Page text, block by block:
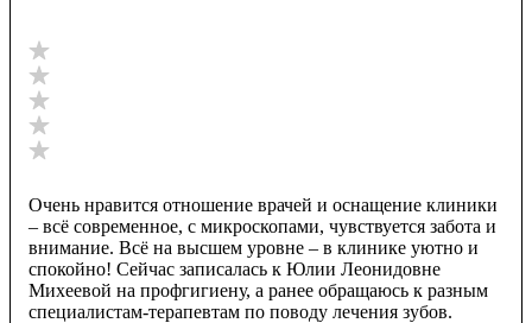
Очень нравится отношение врачей и оснащение клиники
– всё современное, с микроскопами, чувствуется забота и
внимание. Всё на высшем уровне – в клинике уютно и
спокойно! Сейчас записалась к Юлии Леонидовне
Михеевой на профгигиену, а ранее обращаюсь к разным
специалистам-терапевтам по поводу лечения зубов.